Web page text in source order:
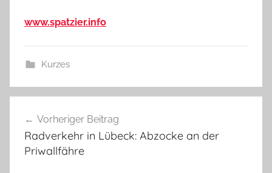
www.spatzier.info
Kurzes
Vorheriger Beitrag
Radverkehr in Lübeck: Abzocke an der
Priwallfähre